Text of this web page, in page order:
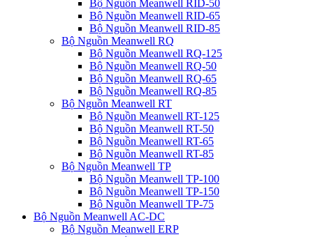
Bộ Nguồn Meanwell RID-50
Bộ Nguồn Meanwell RID-65
Bộ Nguồn Meanwell RID-85
Bộ Nguồn Meanwell RQ
Bộ Nguồn Meanwell RQ-125
Bộ Nguồn Meanwell RQ-50
Bộ Nguồn Meanwell RQ-65
Bộ Nguồn Meanwell RQ-85
Bộ Nguồn Meanwell RT
Bộ Nguồn Meanwell RT-125
Bộ Nguồn Meanwell RT-50
Bộ Nguồn Meanwell RT-65
Bộ Nguồn Meanwell RT-85
Bộ Nguồn Meanwell TP
Bộ Nguồn Meanwell TP-100
Bộ Nguồn Meanwell TP-150
Bộ Nguồn Meanwell TP-75
Bộ Nguồn Meanwell AC-DC
Bộ Nguồn Meanwell ERP